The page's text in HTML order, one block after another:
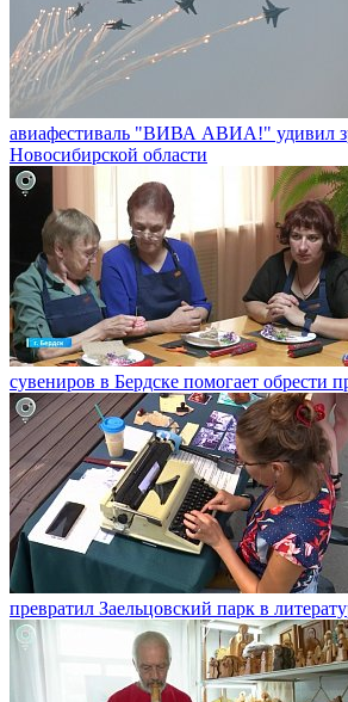
авиафестиваль "ВИВА АВИА!" удивил
Новосибирской области
сувениров в Бердске помогает обрести
превратил Заельцовский парк в